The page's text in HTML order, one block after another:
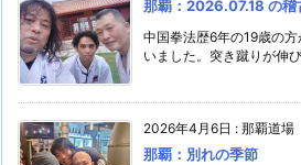
那覇：2026.07.18 の稽
中国拳法歴6年の19歳の
いました。突き蹴りが伸
2026年4月6日 : 那覇道場
那覇：別れの季節